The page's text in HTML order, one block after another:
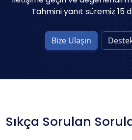
Tahmini yanıt süremiz 15
Bize Ulaşın
Sıkça Sorulan